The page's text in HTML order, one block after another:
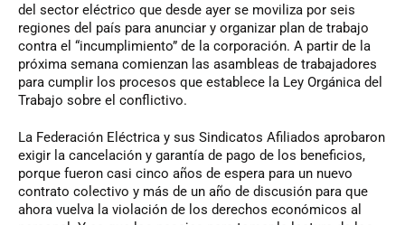
del sector eléctrico que desde ayer se moviliza por seis
regiones del país para anunciar y organizar plan de trabajo
contra el “incumplimiento” de la corporación. A partir de la
próxima semana comienzan las asambleas de trabajadores
para cumplir los procesos que establece la Ley Orgánica del
Trabajo sobre el conflictivo.
La Federación Eléctrica y sus Sindicatos Afiliados aprobaron
exigir la cancelación y garantía de pago de los beneficios,
porque fueron casi cinco años de espera para un nuevo
contrato colectivo y más de un año de discusión para que
ahora vuelva la violación de los derechos económicos al